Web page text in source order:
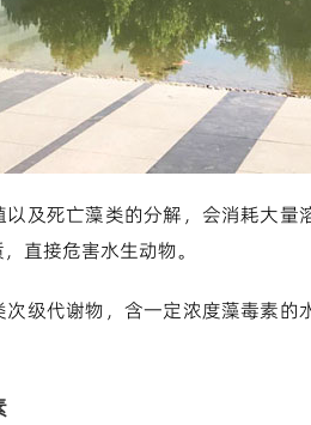
及死亡藻类的分解，会消耗大
直接危害水生动物。
级代谢物，含一定浓度藻毒素